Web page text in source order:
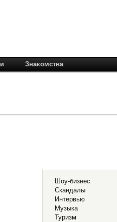
Знакомства
Шоу-бизнес
Скандалы
Интервью
Музыка
Туризм